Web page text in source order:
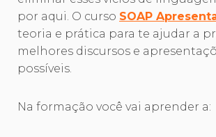
por aqui. O curso SOAP
teoria e prática para te ajudar a
melhores discursos e
possíveis.
Na formação você vai aprender a: